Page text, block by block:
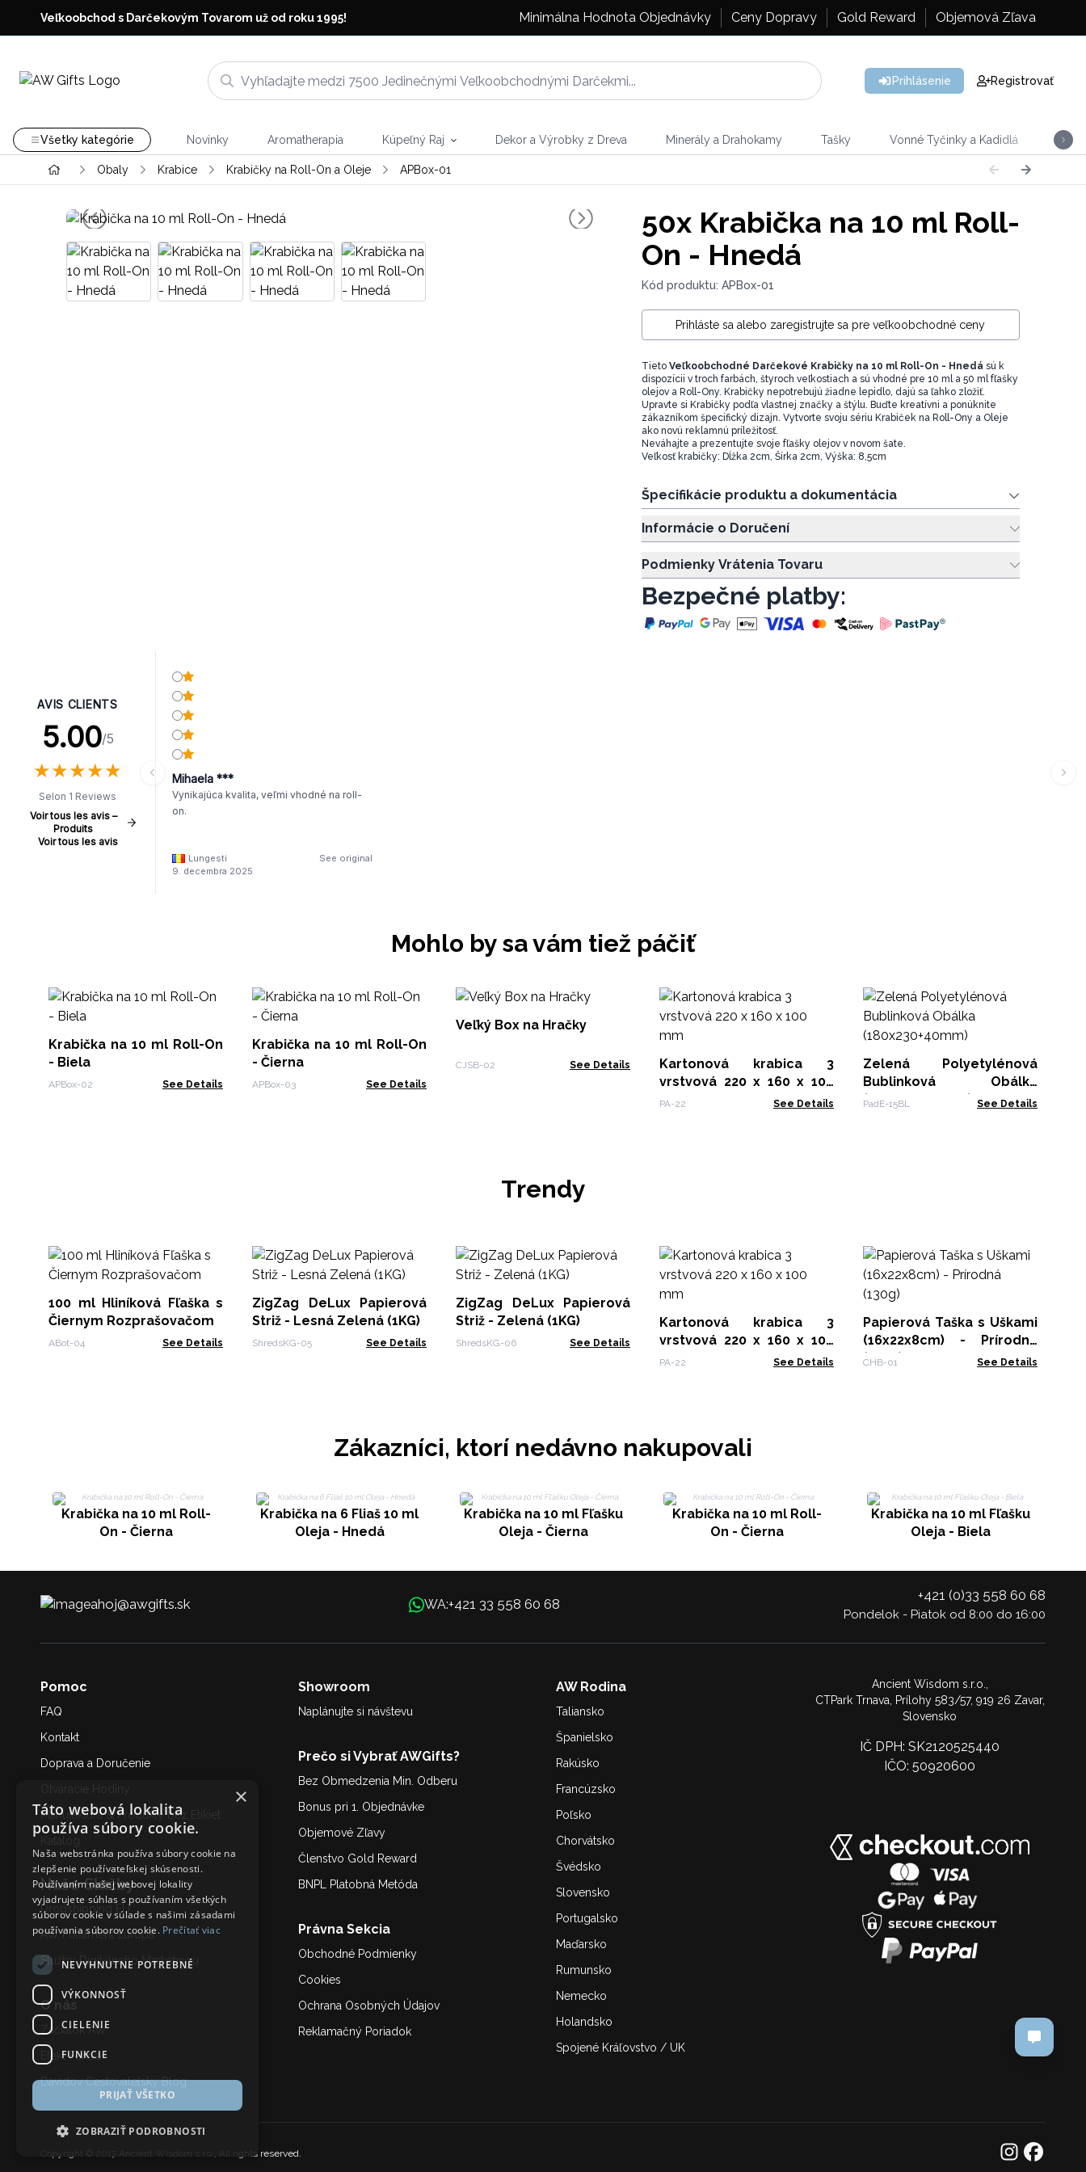
Veľkoobchod s Darčekovým Tovarom už od roku 1995! Minimálna Hodnota Objednávky Ceny Dopravy Gold Reward Objemová Zľava
Prihlásenie Registrovať
Všetky kategórie Novinky Aromatherapia Kúpeľný Raj Dekor a Výrobky z Dreva Minerály a Drahokamy Tašky Vonné Tyčinky a Kadidlá
Obaly Krabice Krabičky na Roll-On a Oleje APBox-01
50xKrabička na 10 ml Roll-
On - Hnedá
Kód produktu: APBox-01
Prihláste sa alebo zaregistrujte sa pre veľkoobchodné ceny
Tieto Veľkoobchodné Darčekové Krabičky na 10 ml Roll-On - Hnedá sú k
dispozícii v troch farbách, štyroch veľkostiach a sú vhodné pre 10 ml a 50 ml fľašky
olejov a Roll-Ony. Krabičky nepotrebujú žiadne lepidlo, dajú sa ľahko zložiť.
Upravte si Krabičky podľa vlastnej značky a štýlu. Buďte kreatívni a ponúknite
zákazníkom špecifický dizajn. Vytvorte svoju sériu Krabiček na Roll-Ony a Oleje
ako novú reklamnú príležitosť.
Neváhajte a prezentujte svoje fľašky olejov v novom šate.
Veľkosť krabičky: Dĺžka 2cm, Šírka 2cm, Výška: 8,5cm
Špecifikácie produktu a dokumentácia
Informácie o Doručení
Podmienky Vrátenia Tovaru
Bezpečné platby:
AVIS CLIENTS
5.00/5
★★★★★
★★★★★
Selon 1 Reviews
Voir tous les avis –
Produits
Voir tous les avis
Mihaela ***
Vynikajúca kvalita, veľmi vhodné na roll-
on.
Lungesti
See original
9. decembra 2025
Mohlo by sa vám tiež páčiť
Krabička na 10 ml Roll-On
- Biela
APBox-02 See Details
Krabička na 10 ml Roll-On
- Čierna
APBox-03 See Details
Veľký Box na Hračky
CJSB-02 See Details
Kartonová krabica 3
vrstvová 220 x 160 x 100
mm
PA-22 See Details
Zelená Polyetylénová
Bublinková Obálka
(180x230+40mm)
PadE-15BL See Details
Trendy
100 ml Hliníková Fľaška s
Čiernym Rozprašovačom
ABot-04 See Details
ZigZag DeLux Papierová
Striž - Lesná Zelená (1KG)
ShredsKG-05 See Details
ZigZag DeLux Papierová
Striž - Zelená (1KG)
ShredsKG-06 See Details
Kartonová krabica 3
vrstvová 220 x 160 x 100
mm
PA-22 See Details
Papierová Taška s Uškami
(16x22x8cm) - Prírodná
(130g)
CHB-01 See Details
Zákazníci, ktorí nedávno nakupovali
Krabička na 10 ml Roll-
On - Čierna
Krabička na 6 Fliaš 10 ml
Oleja - Hnedá
Krabička na 10 ml Fľašku
Oleja - Čierna
Krabička na 10 ml Roll-
On - Čierna
Krabička na 10 ml Fľašku
Oleja - Biela
ahoj@awgifts.sk WA:+421 33 558 60 68
+421 (0)33 558 60 68
Pondelok - Piatok od 8:00 do 16:00
Pomoc
FAQ
Kontakt
Doprava a Doručenie
Manufaktúra & Produkty bez Etikiet
Naše Služby
Dropshipping EU
AW Fulfilment Európa
Služby Digitálneho Marketing
O nás
Začiatok AW
Efekt Fénixa
Davidov Cestovateľský Blog
Showroom
Naplánujte si návštevu
Prečo si Vybrať AWGifts?
Bez Obmedzenia Min. Odberu
Bonus pri 1. Objednávke
Objemové Zľavy
Členstvo Gold Reward
BNPL Platobná Metóda
Právna Sekcia
Obchodné Podmienky
Cookies
Ochrana Osobných Údajov
Reklamačný Poriadok
AW Rodina
Taliansko
Španielsko
Rakúsko
Francúzsko
Poľsko
Chorvátsko
Švédsko
Slovensko
Portugalsko
Maďarsko
Rumunsko
Nemecko
Holandsko
Spojené Kráľovstvo / UK
Ancient Wisdom s.r.o.,
CTPark Trnava, Prílohy 583/57, 919 26 Zavar,
Slovensko
IČ DPH: SK2120525440
IČO: 50920600
Copyright © 2017 Ancient Wisdom s.r.o., All rights reserved.
×
Táto webová lokalita
používa súbory cookie.
Naša webstránka používa súbory cookie na
zlepšenie používateľskej skúsenosti.
Používaním našej webovej lokality
vyjadrujete súhlas s používaním všetkých
súborov cookie v súlade s našimi zásadami
používania súborov cookie. Prečítať viac
NEVYHNUTNE POTREBNÉ
VÝKONNOSŤ
CIELENIE
FUNKCIE
PRIJAŤ VŠETKO
ZOBRAZIŤ PODROBNOSTI